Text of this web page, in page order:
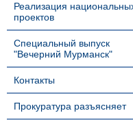
Реализация
проектов
Специальный выпуск
"Вечерний Мурманск"
Контакты
Прокуратура разъясняет